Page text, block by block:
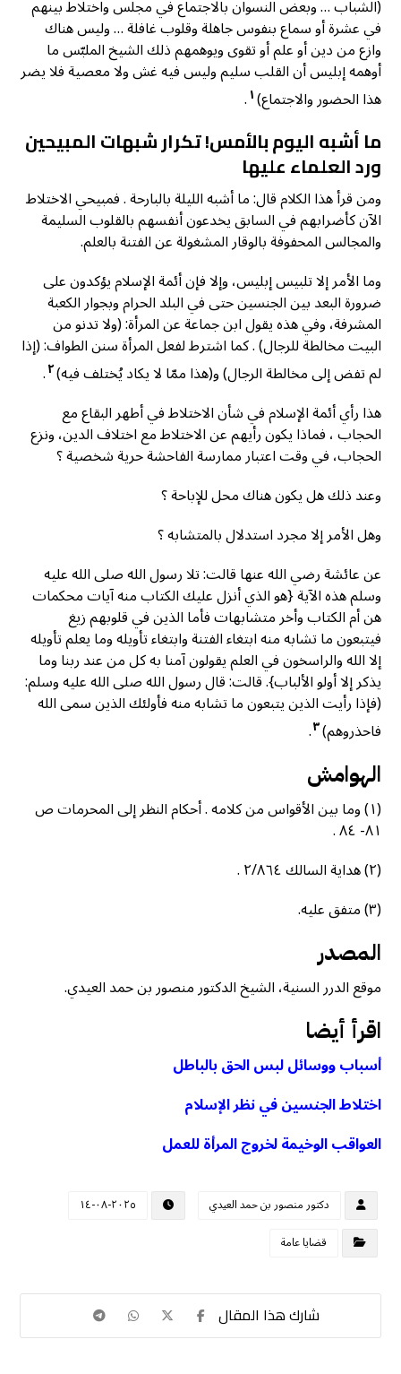
(الشباب … وبعض النسوان بالاجتماع في مجلس واختلاط بينهم
في عشرة أو سماع بنفوس جاهلة وقلوب غافلة … وليس هناك
وازع من دين أو علم أو تقوى ويوهمهم ذلك الشيخ الملبّس ما
أوهمه إبليس أن القلب سليم وليس فيه غش ولا معصية فلا يضر
هذا الحضور والاجتماع)١.
ما أشبه اليوم بالأمس! تكرار شبهات المبيحين
ورد العلماء عليها
ومن قرأ هذا الكلام قال: ما أشبه الليلة بالبارحة . فمبيحي الاختلاط
الآن كأضرابهم في السابق يخدعون أنفسهم بالقلوب السليمة
والمجالس المحفوفة بالوقار المشغولة عن الفتنة بالعلم.
وما الأمر إلا تلبيس إبليس، وإلا فإن أئمة الإسلام يؤكدون على
ضرورة البعد بين الجنسين حتى في البلد الحرام وبجوار الكعبة
المشرفة، وفي هذه يقول ابن جماعة عن المرأة: (ولا تدنو من
البيت مخالطة للرجال) . كما اشترط لفعل المرأة سنن الطواف: (إذا
لم تفض إلى مخالطة الرجال) و(هذا ممّا لا يكاد يُختلف فيه)٢.
هذا رأي أئمة الإسلام في شأن الاختلاط في أطهر البقاع مع
الحجاب ، فماذا يكون رأيهم عن الاختلاط مع اختلاف الدين، ونزع
الحجاب، في وقت اعتبار ممارسة الفاحشة حرية شخصية ؟
وعند ذلك هل يكون هناك محل للإباحة ؟
وهل الأمر إلا مجرد استدلال بالمتشابه ؟
عن عائشة رضي الله عنها قالت: تلا رسول الله صلى الله عليه
وسلم هذه الآية {هو الذي أنزل عليك الكتاب منه آيات محكمات
هن أم الكتاب وأخر متشابهات فأما الذين في قلوبهم زيغ
فيتبعون ما تشابه منه ابتغاء الفتنة وابتغاء تأويله وما يعلم تأويله
إلا الله والراسخون في العلم يقولون آمنا به كل من عند ربنا وما
يذكر إلا أولو الألباب}. قالت: قال رسول الله صلى الله عليه وسلم:
(فإذا رأيت الذين يتبعون ما تشابه منه فأولئك الذين سمى الله
فاحذروهم)٣.
الهوامش
(١) وما بين الأقواس من كلامه . أحكام النظر إلى المحرمات ص
٨١- ٨٤ .
(٢) هداية السالك ٢/٨٦٤ .
(٣) متفق عليه.
المصدر
موقع الدرر السنية، الشيخ الدكتور منصور بن حمد العيدي.
اقرأ أيضا
أسباب ووسائل لبس الحق بالباطل
اختلاط الجنسين في نظر الإسلام
العواقب الوخيمة لخروج المرأة للعمل
دكتور منصور بن حمد العيدي
٢٠٢٥-٠٨-١٤
قضايا عامة